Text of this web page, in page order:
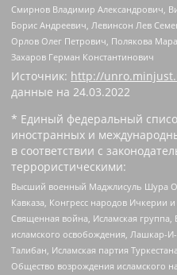
Смирнов Владимир Александрович,
Борис Андреевич, Левинсон Лев
Орлов Олег Петрович, Полякова
Захаров Герман Константинович
Источник: http://
данные на 24.03.2022
* Единый федеральный
иностранных и
в соответствии с
террористическими:
Высший военный Маджлисуль Шура
Кавказа, Конгресс народов Ичкерии
Священная война, Исламская группа,
исламского освобождения, Лашкар-
Талибан, Исламская партия
Общество возрождения исламского